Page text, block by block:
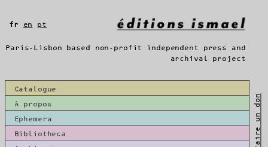
Paris-Lisbon based non-profit independent press and
archival project
Catalogue
À propos
Ephemera
Bibliotheca Faire un don
fr en pt